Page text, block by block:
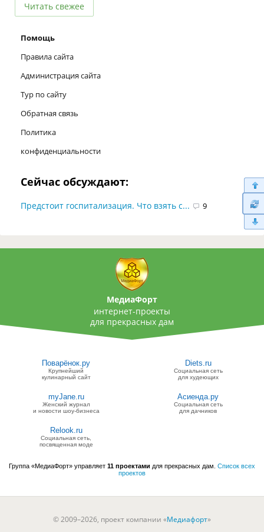
Читать свежее
Помощь
Правила сайта
Администрация сайта
Тур по сайту
Обратная связь
Политика
конфиденциальности
Сейчас обсуждают:
Предстоит госпитализация. Что взять с... 9
МедиаФорт
интернет-проекты
для прекрасных дам
Поварёнок.ру
Крупнейший
кулинарный сайт
Diets.ru
Социальная сеть
для худеющих
myJane.ru
Женский журнал
и новости шоу-бизнеса
Асиенда.ру
Социальная сеть
для дачников
Relook.ru
Социальная сеть,
посвященная моде
Группа «МедиаФорт» управляет 11 проектами для прекрасных дам. Список всех
проектов
© 2009–2026, проект компании «Медиафорт»